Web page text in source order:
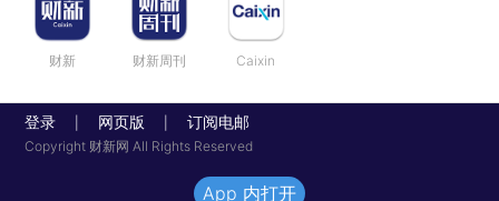
财新 财新周刊 Caixin
登录 网页版 订阅电邮
Copyright 财新网 All Rights Reserved
App 内打开